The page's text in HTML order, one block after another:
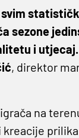
svim
sezone
i
, direktor
na